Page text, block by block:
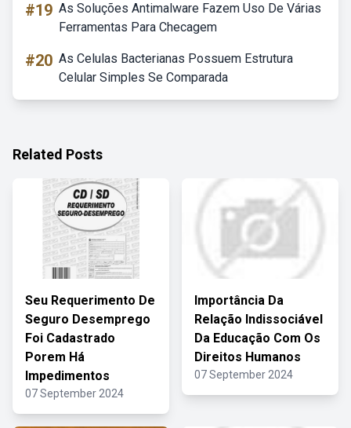
#19 As Soluções Antimalware Fazem Uso De Várias
Ferramentas Para Checagem
#20 As Celulas Bacterianas Possuem Estrutura
Celular Simples Se Comparada
Related Posts
Seu Requerimento De
Seguro Desemprego
Foi Cadastrado
Porem Há
Impedimentos
07 September 2024
Importância Da
Relação Indissociável
Da Educação Com Os
Direitos Humanos
07 September 2024